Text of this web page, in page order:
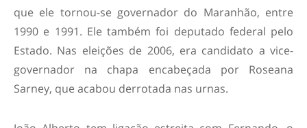
que ele tornou-se governador do Maranhão, entre
1990 e 1991. Ele também foi deputado federal pelo
Estado. Nas eleições de 2006, era candidato a vice-
governador na chapa encabeçada por Roseana
Sarney, que acabou derrotada nas urnas.